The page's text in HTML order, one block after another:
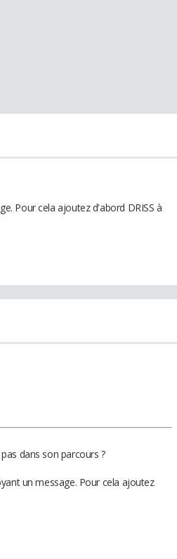
Pour cela ajoutez d'abord DRISS à
dans son parcours ?
un message. Pour cela ajoutez